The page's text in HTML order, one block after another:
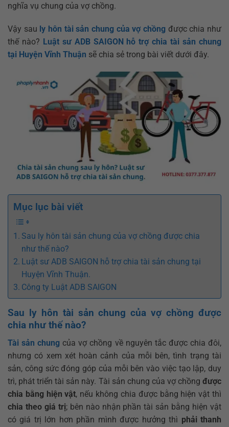
nghĩa vụ chung của vợ chồng.
Vậy sau ly hôn tài sản chung của vợ chồng được chia như
thế nào? Luật sư ADB SAIGON hỗ trợ chia tài sản chung
tại Huyện Vĩnh Thuận sẽ chia sẻ trong bài viết dưới đây.
Mục lục bài viết
Sau ly hôn tài sản chung của vợ chồng được chia
như thế nào?
Luật sư ADB SAIGON hỗ trợ chia tài sản chung tại
Huyện Vĩnh Thuận.
Công ty Luật ADB SAIGON
Sau ly hôn tài sản chung của vợ chồng được
chia như thế nào?
Tài sản chung của vợ chồng về nguyên tắc được chia đôi,
nhưng có xem xét hoàn cảnh của mỗi bên, tình trạng tài
sản, công sức đóng góp của mỗi bên vào việc tạo lập, duy
trì, phát triển tài sản này. Tài sản chung của vợ chồng được
chia bằng hiện vật, nếu không chia được bằng hiện vật thì
chia theo giá trị; bên nào nhận phần tài sản bằng hiện vật
có giá trị lớn hơn phần mình được hưởng thì phải thanh